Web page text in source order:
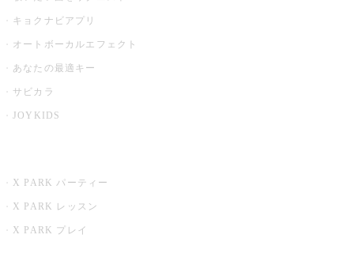
キョクナビアプリ
オートボーカルエフェクト
あなたの最適キー
サビカラ
JOYKIDS
X PARK パーティー
X PARK レッスン
X PARK プレイ